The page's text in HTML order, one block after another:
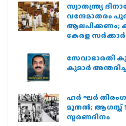
സ്വാതന്ത്ര്യ
വന്ദേമാതരം
ആലപിക്കണം;
കേരള സർക്കാർ
സേവാഭാരതി
കുമാർ
ഹര്‍ ഘര്‍
മുതല്‍; ആഗസ്ത്
സ്മരണദിനം